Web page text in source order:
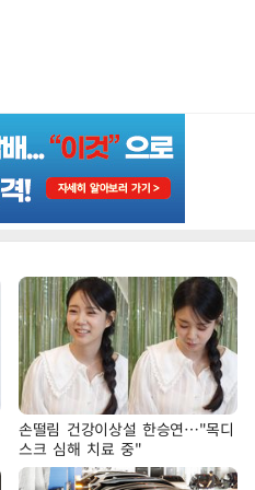
손떨림 건강이상설 한승연…"목디
스크 심해 치료 중"